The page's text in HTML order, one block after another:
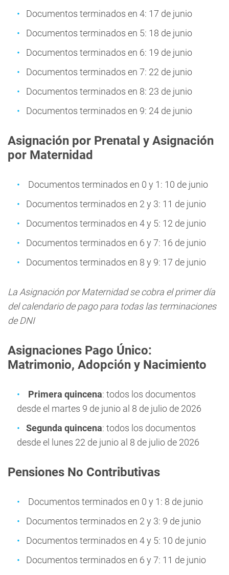
Documentos terminados en 4: 17 de junio
Documentos terminados en 5: 18 de junio
Documentos terminados en 6: 19 de junio
Documentos terminados en 7: 22 de junio
Documentos terminados en 8: 23 de junio
Documentos terminados en 9: 24 de junio
Asignación por Prenatal y Asignación
por Maternidad
Documentos terminados en 0 y 1: 10 de junio
Documentos terminados en 2 y 3: 11 de junio
Documentos terminados en 4 y 5: 12 de junio
Documentos terminados en 6 y 7: 16 de junio
Documentos terminados en 8 y 9: 17 de junio
La Asignación por Maternidad se cobra el primer día
del calendario de pago para todas las terminaciones
de DNI
Asignaciones Pago Único:
Matrimonio, Adopción y Nacimiento
Primera quincena: todos los documentos
desde el martes 9 de junio al 8 de julio de 2026
Segunda quincena: todos los documentos
desde el lunes 22 de junio al 8 de julio de 2026
Pensiones No Contributivas
Documentos terminados en 0 y 1: 8 de junio
Documentos terminados en 2 y 3: 9 de junio
Documentos terminados en 4 y 5: 10 de junio
Documentos terminados en 6 y 7: 11 de junio